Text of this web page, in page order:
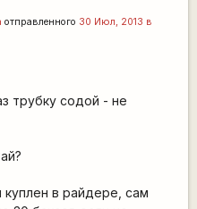
отправленного 30 Июл, 2013 в
трубку содой - не
куплен в райдере, сам